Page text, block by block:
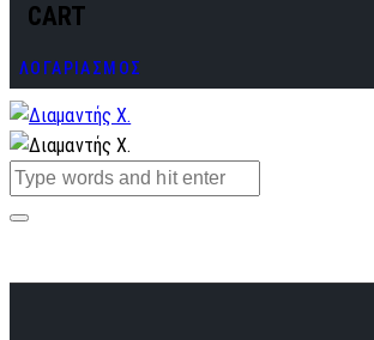
CART
ΛΟΓΑΡΙΑΣΜΟΣ